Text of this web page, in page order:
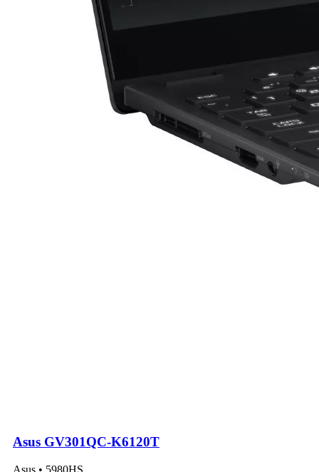
Asus GV301QC-K6120T
Asus • 5980HS